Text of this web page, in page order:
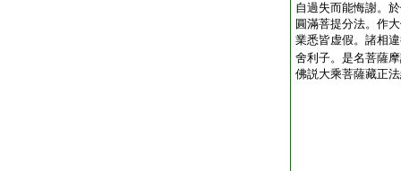
自過失而能悔謝。
圓滿菩提分法。作
業悉皆虚假。諸相
舍利子。是名菩薩
佛説大乘菩薩藏正